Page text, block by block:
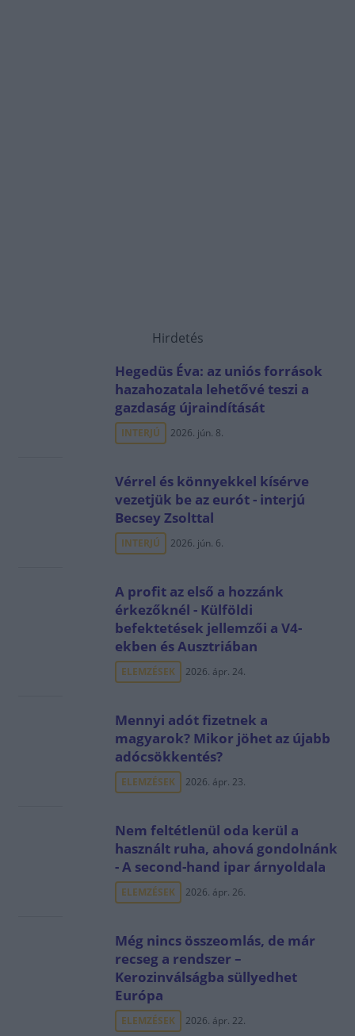
Hirdetés
Hegedüs Éva: az uniós források
hazahozatala lehetővé teszi a
gazdaság újraindítását
INTERJÚ 2026. jún. 8.
Vérrel és könnyekkel kísérve
vezetjük be az eurót - interjú
Becsey Zsolttal
INTERJÚ 2026. jún. 6.
A profit az első a hozzánk
érkezőknél - Külföldi
befektetések jellemzői a V4-
ekben és Ausztriában
ELEMZÉSEK 2026. ápr. 24.
Mennyi adót fizetnek a
magyarok? Mikor jöhet az újabb
adócsökkentés?
ELEMZÉSEK 2026. ápr. 23.
Nem feltétlenül oda kerül a
használt ruha, ahová gondolnánk
- A second-hand ipar árnyoldala
ELEMZÉSEK 2026. ápr. 26.
Még nincs összeomlás, de már
recseg a rendszer –
Kerozinválságba süllyedhet
Európa
ELEMZÉSEK 2026. ápr. 22.